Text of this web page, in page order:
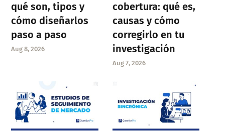
qué son, tipos y
cómo diseñarlos
paso a paso
Aug 8, 2026
cobertura: qué es,
causas y cómo
corregirlo en tu
investigación
Aug 7, 2026